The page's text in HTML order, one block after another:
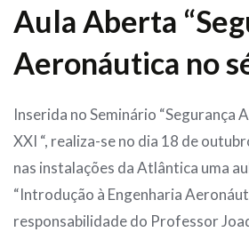
Aula Aberta
Aeronáutica no
Inserida no Seminário “Segurança
XXI “, realiza-se no dia 18 de
nas instalações da Atlântica uma
“Introdução à Engenharia
responsabilidade do Professor